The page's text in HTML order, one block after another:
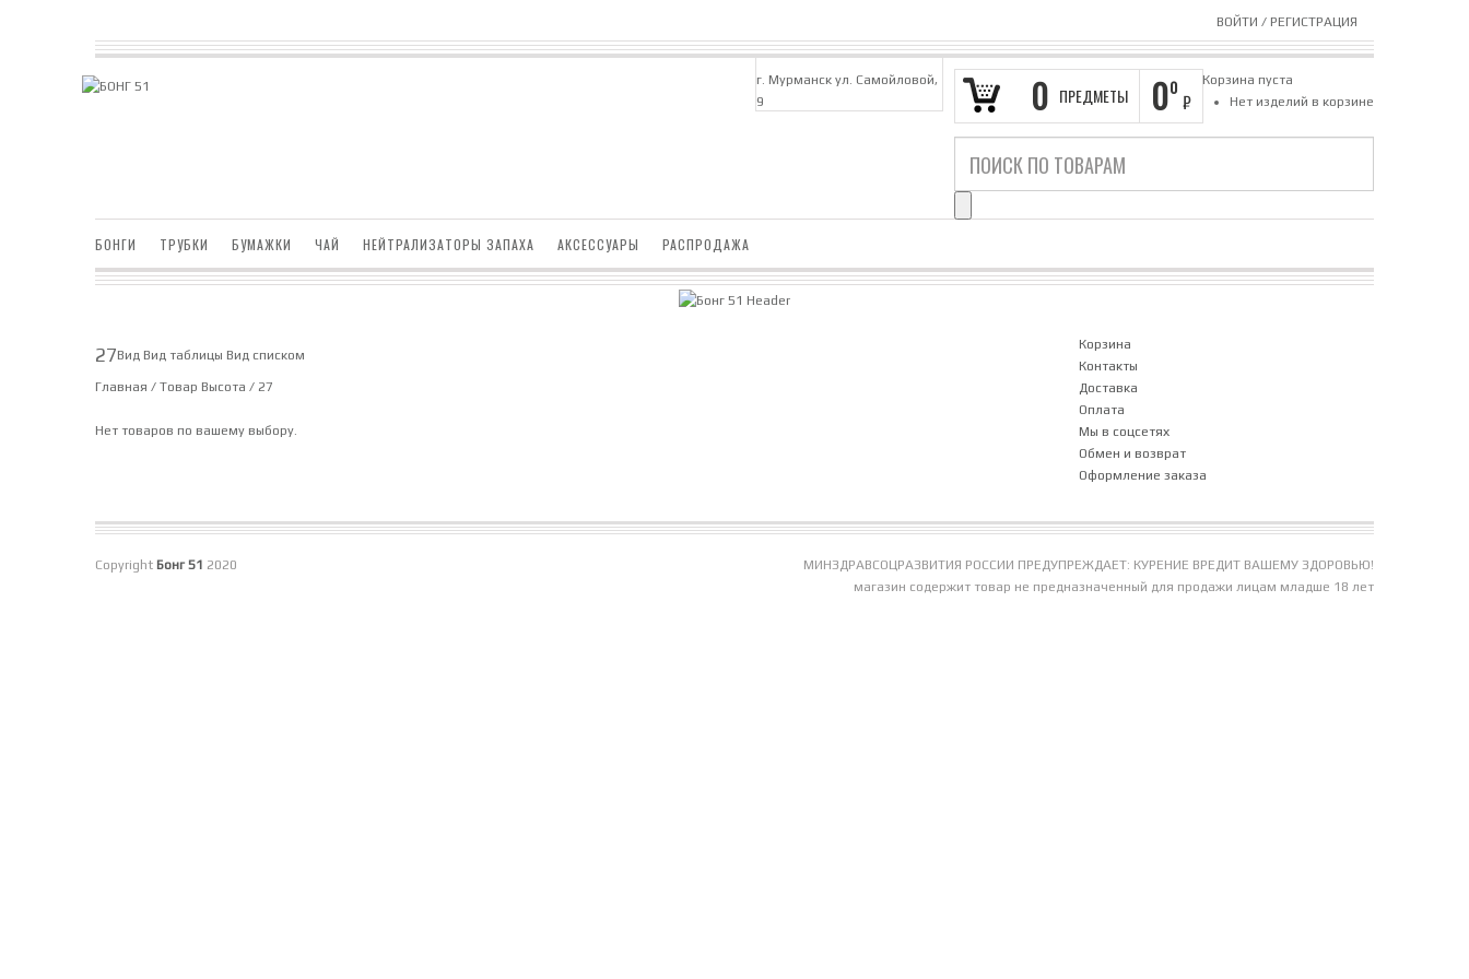
ВОЙТИ / РЕГИСТРАЦИЯ
0 ПРЕДМЕТЫ 00
₽
Корзина пуста
Нет изделий в корзине
г. Мурманск ул. Самойловой,
9
БОНГИ ТРУБКИ БУМАЖКИ ЧАЙ НЕЙТРАЛИЗАТОРЫ ЗАПАХА АКСЕССУАРЫ РАСПРОДАЖА
27Вид Вид таблицы Вид списком
Главная / Товар Высота / 27
Нет товаров по вашему выбору.
Корзина
Контакты
Доставка
Оплата
Мы в соцсетях
Обмен и возврат
Оформление заказа
Copyright Бонг 51 2020
МИНЗДРАВСОЦРАЗВИТИЯ РОССИИ ПРЕДУПРЕЖДАЕТ: КУРЕНИЕ ВРЕДИТ ВАШЕМУ ЗДОРОВЬЮ!
магазин содержит товар не предназначенный для продажи лицам младше 18 лет